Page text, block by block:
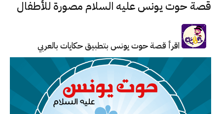
قصة حوت يونس عليه السلام مصورة للأطفال
اقرأ قصة حوت يونس بتطبيق حكايات بالعربي